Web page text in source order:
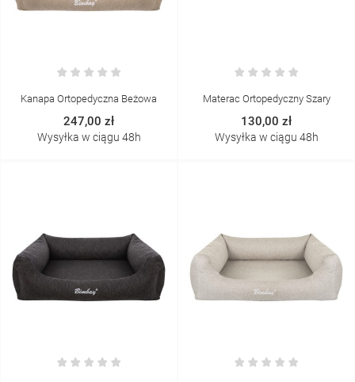
Kanapa Ortopedyczna Beżowa
247,00 zł
Wysyłka w ciągu 48h
Materac Ortopedyczny Szary
130,00 zł
Wysyłka w ciągu 48h